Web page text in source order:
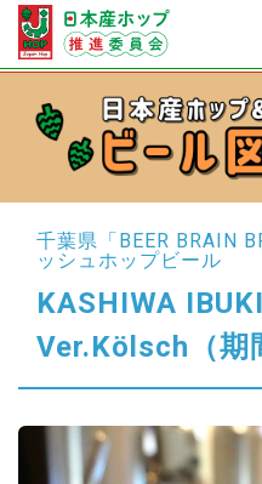
千葉県「BEER BRAIN
ッシュホップビール
KASHIWA
Ver.Kölsch （